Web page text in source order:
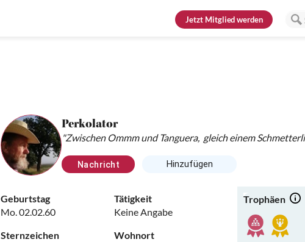
JetztMitglied werden
Perkolator
"Zwischen Ommm und Tanguera, gleich einem
Gusche liege ich mitten drin."
Nachricht Hinzufügen
Geburtstag
Mo. 02.02.60
Tätigkeit
Keine Angabe
Sternzeichen
Wohnort
Trophäen